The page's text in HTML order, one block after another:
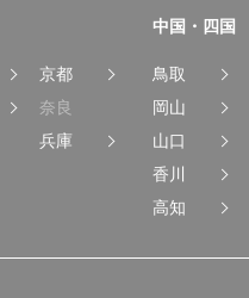
京都
奈良
兵庫
中国・四国
鳥取
岡山
山口
香川
高知